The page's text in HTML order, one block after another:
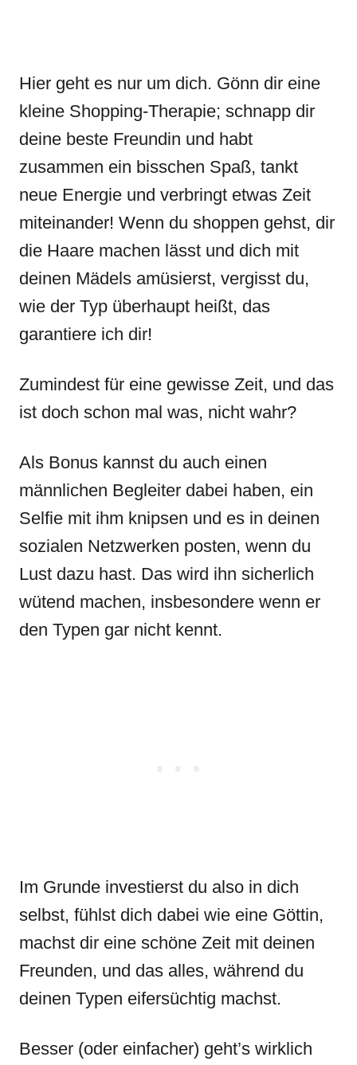
Hier geht es nur um dich. Gönn dir eine
kleine Shopping-Therapie; schnapp dir
deine beste Freundin und habt
zusammen ein bisschen Spaß, tankt
neue Energie und verbringt etwas Zeit
miteinander! Wenn du shoppen gehst, dir
die Haare machen lässt und dich mit
deinen Mädels amüsierst, vergisst du,
wie der Typ überhaupt heißt, das
garantiere ich dir!
Zumindest für eine gewisse Zeit, und das
ist doch schon mal was, nicht wahr?
Als Bonus kannst du auch einen
männlichen Begleiter dabei haben, ein
Selfie mit ihm knipsen und es in deinen
sozialen Netzwerken posten, wenn du
Lust dazu hast. Das wird ihn sicherlich
wütend machen, insbesondere wenn er
den Typen gar nicht kennt.
Im Grunde investierst du also in dich
selbst, fühlst dich dabei wie eine Göttin,
machst dir eine schöne Zeit mit deinen
Freunden, und das alles, während du
deinen Typen eifersüchtig machst.
Besser (oder einfacher) geht’s wirklich